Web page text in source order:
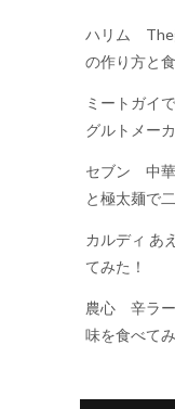
ハリム The
の作り方と
ミートガイ
グルトメー
セブン 中華
と極太麺で
カルディ あ
てみた！
農心 辛ラー
味を食べて